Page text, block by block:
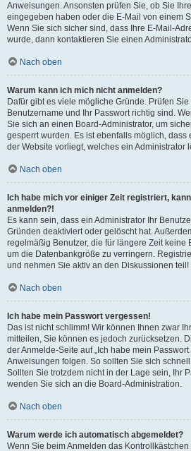
Anweisungen. Ansonsten prüfen Sie, ob Sie
eingegeben haben oder die E-Mail von einem
Wenn Sie sich sicher sind, dass Ihre E-Mail-
wurde, dann kontaktieren Sie einen
Nach oben
Warum kann ich mich nicht anmelden?
Dafür gibt es viele mögliche Gründe. Prüfen
Benutzername und Ihr Passwort richtig sind.
Sie sich an einen Board-Administrator, um
gesperrt wurden. Es ist ebenfalls möglich,
der Website vorliegt, welches ein Administrator
Nach oben
Ich habe mich vor einiger Zeit registriert,
anmelden?!
Es kann sein, dass ein Administrator Ihr
Gründen deaktiviert oder gelöscht hat.
regelmäßig Benutzer, die für längere Zeit keine
um die Datenbankgröße zu verringern.
und nehmen Sie aktiv an den Diskussionen teil!
Nach oben
Ich habe mein Passwort vergessen!
Das ist nicht schlimm! Wir können Ihnen zwar
mitteilen, Sie können es jedoch zurücksetzen.
der Anmelde-Seite auf „Ich habe mein
Anweisungen folgen. So sollten Sie sich
Sollten Sie trotzdem nicht in der Lage sein, Ihr
wenden Sie sich an die Board-Administration.
Nach oben
Warum werde ich automatisch abgemeldet?
Wenn Sie beim Anmelden das